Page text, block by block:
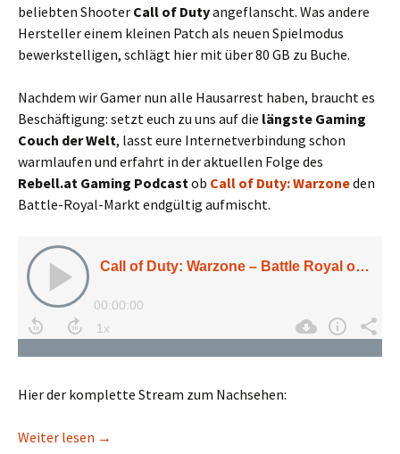
beliebten Shooter Call of Dutyangeflanscht. Was andere
Hersteller einem kleinen Patch als neuen Spielmodus
bewerkstelligen, schlägt hier mit über 80 GB zu Buche.
Nachdem wir Gamer nun alle Hausarrest haben, braucht es
Beschäftigung: setzt euch zu uns auf die längste Gaming
Couch der Welt, lasst eure Internetverbindung schon
warmlaufen und erfahrt in der aktuellen Folge des
Rebell.at Gaming Podcast ob Call of Duty: Warzoneden
Battle-Royal-Markt endgültig aufmischt.
Hier der komplette Stream zum Nachsehen:
Weiter lesen Call of Duty: Warzone – Battle Royal oder
→